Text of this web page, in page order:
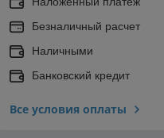
Безналичный расчет
Наличными
Банковский кредит
Все условия оплаты